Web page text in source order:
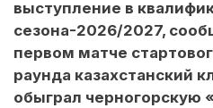
выступление в
сезона-2026/2027,
первом матче
раунда казахстанский
обыграл черногорскую